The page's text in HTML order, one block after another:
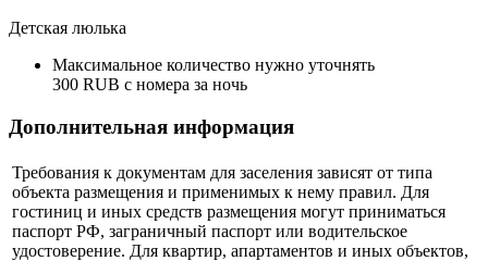
Детская люлька
Максимальное количество нужно уточнять
300 RUB с номера за ночь
Дополнительная информация
Требования к документам для заселения зависят от типа
объекта размещения и применимых к нему правил. Для
гостиниц и иных средств размещения могут приниматься
паспорт РФ, заграничный паспорт или водительское
удостоверение. Для квартир, апартаментов и иных объектов,